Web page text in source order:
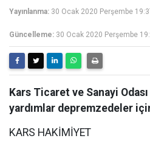
Yayınlanma: 30 Ocak 2020 Perşembe
Güncelleme: 30 Ocak 2020 Perşembe
Kars Ticaret ve Sanayi
yardımlar depremzedeler
KARS HAKİMİYET